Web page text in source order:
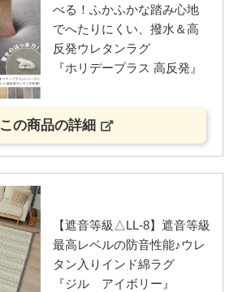
べる！ふかふかな踏み心地
でへたりにくい、撥水＆高
反発ウレタンラグ
『ホリデープラス 高反発』
この商品の詳細
【遮音等級△LL-8】遮音等級
最高レベルの防音性能♪ウレ
タン入りインド綿ラグ
『ジル アイボリー』